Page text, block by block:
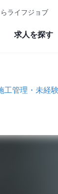
ライフジョブ
求人を探す
工管理・未